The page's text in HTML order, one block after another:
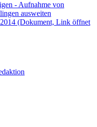
- Aufnahme von
ausweiten
(Dokument, Link öffnet